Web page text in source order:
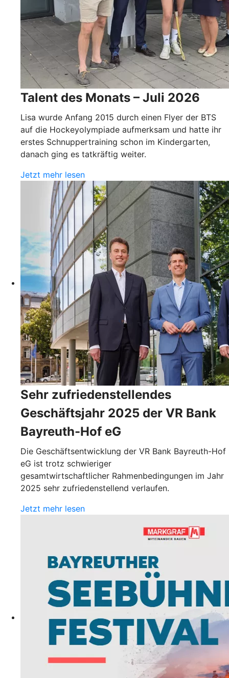
Talent des Monats – Juli 2026
Lisa wurde Anfang 2015 durch einen Flyer der BTS
auf die Hockeyolympiade aufmerksam und hatte ihr
erstes Schnuppertraining schon im Kindergarten,
danach ging es tatkräftig weiter.
Jetzt mehr lesen
Sehr zufriedenstellendes
Geschäftsjahr 2025 der VR Bank
Bayreuth-Hof eG
Die Geschäftsentwicklung der VR Bank Bayreuth-Hof
eG ist trotz schwieriger
gesamtwirtschaftlicher Rahmenbedingungen im Jahr
2025 sehr zufriedenstellend verlaufen.
Jetzt mehr lesen